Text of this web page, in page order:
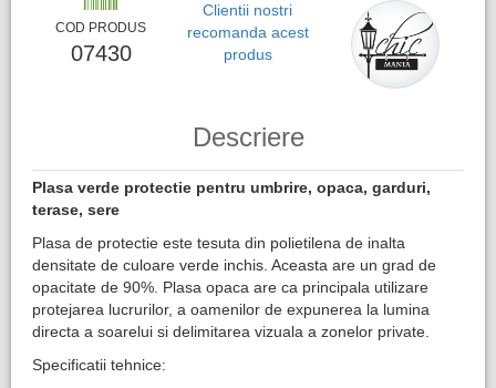
COD PRODUS
07430
Clientii nostri
recomanda acest
produs
Descriere
Plasa verde protectie pentru umbrire, opaca, garduri,
terase, sere
Plasa de protectie este tesuta din polietilena de inalta
densitate de culoare verde inchis. Aceasta are un grad de
opacitate de 90%. Plasa opaca are ca principala utilizare
protejarea lucrurilor, a oamenilor de expunerea la lumina
directa a soarelui si delimitarea vizuala a zonelor private.
Specificatii tehnice: